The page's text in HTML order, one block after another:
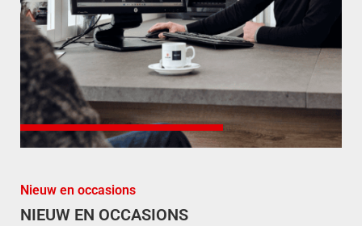
Nieuw en occasions
NIEUW EN OCCASIONS